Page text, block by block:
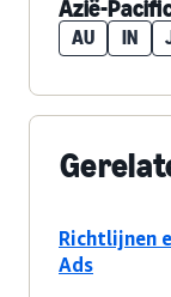
Azië-
AU IN
Richtlijnen
Ads